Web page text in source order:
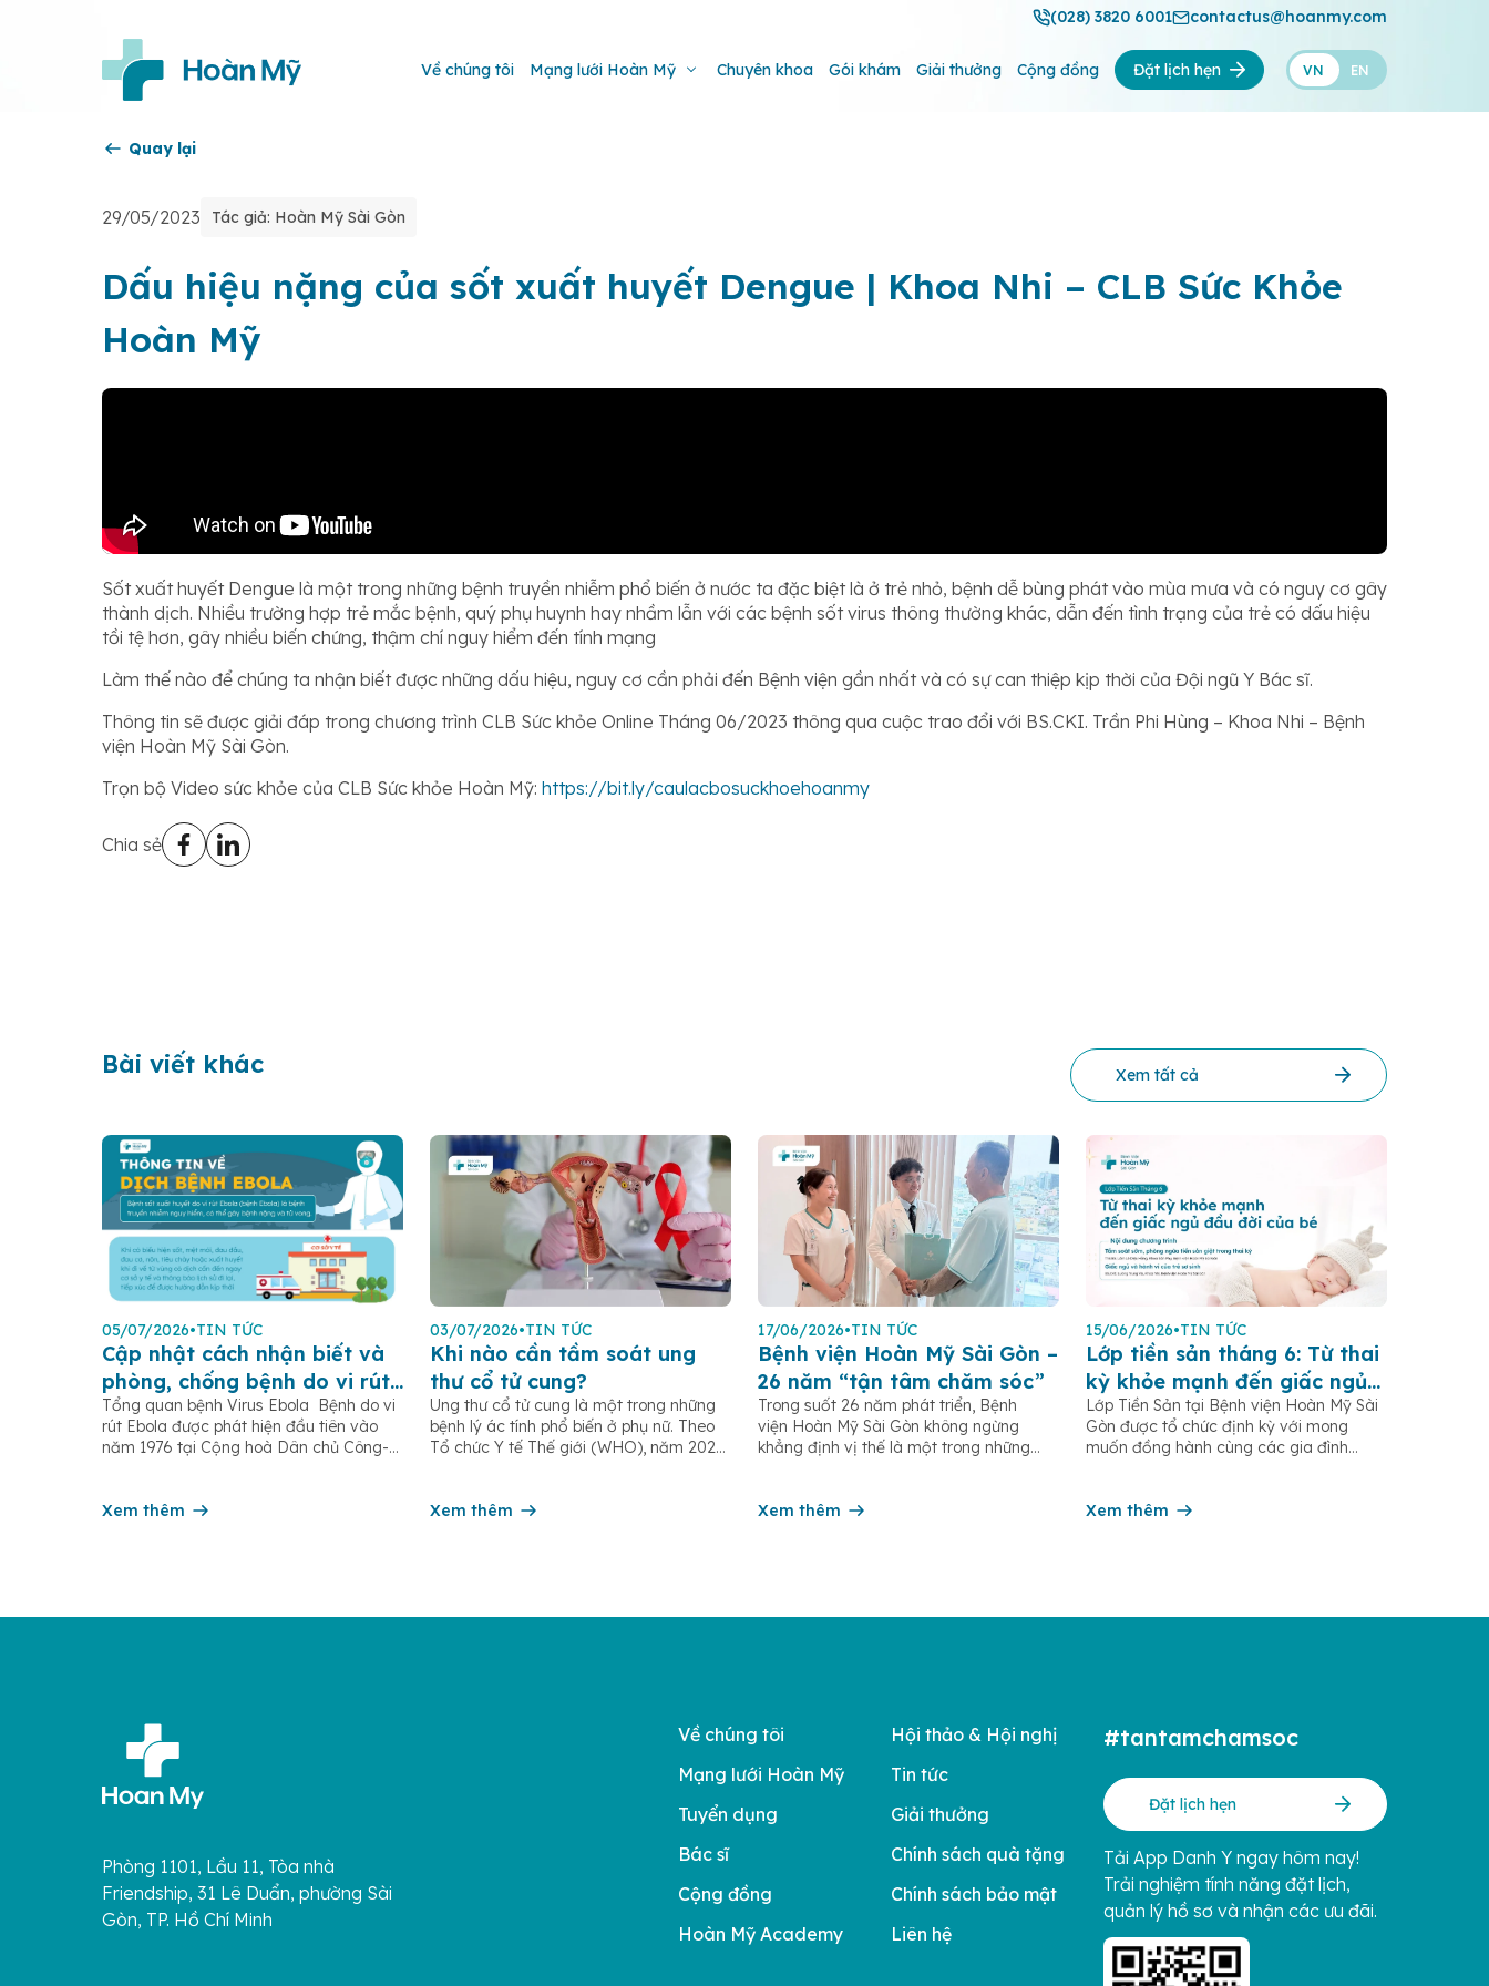
(028) 3820 6001 contactus@hoanmy.com
Về chúng tôi Mạng lưới Hoàn Mỹ Chuyên khoa Gói khám Giải thưởng Cộng đồng Đặt lịch hẹn VN EN
Quay lại
29/05/2023 Tác giả: Hoàn Mỹ Sài Gòn
Dấu hiệu nặng của sốt xuất huyết Dengue | Khoa Nhi – CLB Sức Khỏe
Hoàn Mỹ
Sốt xuất huyết Dengue là một trong những bệnh truyền nhiễm phổ biến ở nước ta đặc biệt là ở trẻ nhỏ, bệnh dễ bùng phát vào mùa mưa và có nguy cơ gây
thành dịch. Nhiều trường hợp trẻ mắc bệnh, quý phụ huynh hay nhầm lẫn với các bệnh sốt virus thông thường khác, dẫn đến tình trạng của trẻ có dấu hiệu
tồi tệ hơn, gây nhiều biến chứng, thậm chí nguy hiểm đến tính mạng
Làm thế nào để chúng ta nhận biết được những dấu hiệu, nguy cơ cần phải đến Bệnh viện gần nhất và có sự can thiệp kịp thời của Đội ngũ Y Bác sĩ.
Thông tin sẽ được giải đáp trong chương trình CLB Sức khỏe Online Tháng 06/2023 thông qua cuộc trao đổi với BS.CKI. Trần Phi Hùng – Khoa Nhi – Bệnh
viện Hoàn Mỹ Sài Gòn.
Trọn bộ Video sức khỏe của CLB Sức khỏe Hoàn Mỹ: https://bit.ly/caulacbosuckhoehoanmy
Chia sẻ
Bài viết khác Xem tất cả
05/07/2026•TIN TỨC
Cập nhật cách nhận biết và
phòng, chống bệnh do vi rút
Ebola
Tổng quan bệnh Virus Ebola Bệnh do vi
rút Ebola được phát hiện đầu tiên vào
năm 1976 tại Cộng hoà Dân chủ Công-
nhiễm cấp tính, có thể bùng phát thành
Xem thêm
03/07/2026•TIN TỨC
Khi nào cần tầm soát ung
thư cổ tử cung?
Ung thư cổ tử cung là một trong những
bệnh lý ác tính phổ biến ở phụ nữ. Theo
Tổ chức Y tế Thế giới (WHO), năm 2022
cung trên toàn cầu. Tầm soát ung thư cổ
Xem thêm
17/06/2026•TIN TỨC
Bệnh viện Hoàn Mỹ Sài Gòn –
26 năm “tận tâm chăm sóc”
Trong suốt 26 năm phát triển, Bệnh
viện Hoàn Mỹ Sài Gòn không ngừng
khẳng định vị thế là một trong những
nhóm 10 bệnh viện có chất lượng hàng
Xem thêm
15/06/2026•TIN TỨC
Lớp tiền sản tháng 6: Từ thai
kỳ khỏe mạnh đến giấc ngủ
đầu đời của bé
Lớp Tiền Sản tại Bệnh viện Hoàn Mỹ Sài
Gòn được tổ chức định kỳ với mong
muốn đồng hành cùng các gia đình
thức y khoa thiết thực cho từng giai đoạn
Xem thêm
Phòng 1101, Lầu 11, Tòa nhà
Friendship, 31 Lê Duẩn, phường Sài
Gòn, TP. Hồ Chí Minh
Về chúng tôi
Mạng lưới Hoàn Mỹ
Tuyển dụng
Bác sĩ
Cộng đồng
Hoàn Mỹ Academy
Hội thảo & Hội nghị
Tin tức
Giải thưởng
Chính sách quà tặng
Chính sách bảo mật
Liên hệ
#tantamchamsoc
Đặt lịch hẹn
Tải App Danh Y ngay hôm nay!
Trải nghiệm tính năng đặt lịch,
quản lý hồ sơ và nhận các ưu đãi.